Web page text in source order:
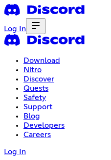
Log In
Download
Nitro
Discover
Quests
Safety
Support
Blog
Developers
Careers
Log In